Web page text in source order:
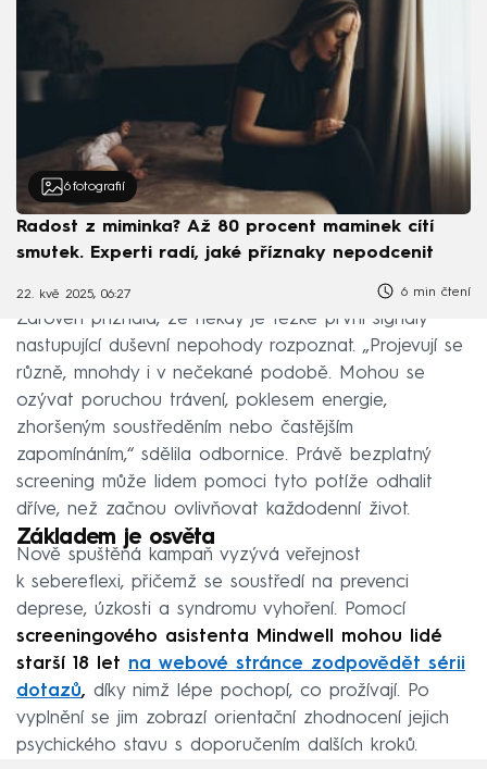
6 fotografií
Radost z miminka? Až 80 procent maminek cítí
smutek. Experti radí, jaké příznaky nepodcenit
22. kvě 2025, 06:27 6 min čtení
Zároveň přiznala, že někdy je těžké první signály
nastupující duševní nepohody rozpoznat. „Projevují se
různě, mnohdy i v nečekané podobě. Mohou se
ozývat poruchou trávení, poklesem energie,
zhoršeným soustředěním nebo častějším
zapomínáním,“ sdělila odbornice. Právě bezplatný
screening může lidem pomoci tyto potíže odhalit
dříve, než začnou ovlivňovat každodenní život.
Základem je osvěta
Nově spuštěná kampaň vyzývá veřejnost
k sebereflexi, přičemž se soustředí na prevenci
deprese, úzkosti a syndromu vyhoření. Pomocí
screeningového asistenta Mindwell mohou lidé
starší 18 let na webové stránce zodpovědět sérii
dotazů, díky nimž lépe pochopí, co prožívají. Po
vyplnění se jim zobrazí orientační zhodnocení jejich
psychického stavu s doporučením dalších kroků.